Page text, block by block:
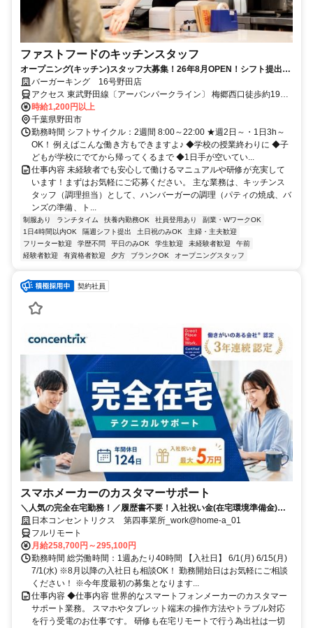
ファストフードのキッチンスタッフ
オープニング(キッチン)スタッフ大募集！26年8月OPEN！シフト提出は
２週間ごと！
バーガーキング 16号野田店
アクセス 東武野田線〔アーバンパークライン〕 梅郷西口徒歩約19
分、東武野田線〔アーバンパークライン〕 野田市徒歩約21分、東武
野田線〔アーバンパークライン〕 愛宕（千葉県）東口徒歩約34分 東
武 アーバンパークライン 梅郷駅 徒歩20分
時給1,200円以上
千葉県野田市
勤務時間 シフトサイクル：2週間 8:00～22:00 ★週2日～・1日3h～
OK！ 例えばこんな働き方もできますよ♪ ◆学校の授業終わりに ◆子
どもが学校にでてから帰ってくるまで ◆1日手が空いてい...
仕事内容 未経験者でも安心して働けるマニュアルや研修が充実して
います！まずはお気軽にご応募ください。 主な業務は、キッチンス
タッフ（調理担当）として、ハンバーガーの調理（パティの焼成、バ
ンズの準備、ト...
制服あり ランチタイム 扶養内勤務OK 社員登用あり
副業・WワークOK
1日4時間以内OK
隔週シフト提出 土日祝のみOK
主婦・主夫歓迎
フリーター歓迎
学歴不問 平日のみOK 学生歓迎 未経験者歓迎
午前
経験者歓迎
有資格者歓迎 夕方 ブランクOK オープニングスタッフ
契約社員
スマホメーカーのカスタマーサポート
＼人気の完全在宅勤務！／履歴書不要！入社祝い金(在宅環境準備金)最
大5万円支給！入社手続きから研修・業務とすべてフルリモートなので
お住まいに関係なく働くことが出来る環境です！
日本コンセントリクス 第四事業所_work@home-a_01
フルリモート
月給258,700円～295,100円
勤務時間 総労働時間：1週あたり40時間 【入社日】 6/1(月) 6/15(月)
7/1(水) ※8月以降の入社日も相談OK！ 勤務開始日はお気軽にご相談
ください！ ※今年度最初の募集となります...
仕事内容 ◆仕事内容 世界的なスマートフォンメーカーのカスタマー
サポート業務。 スマホやタブレット端末の操作方法やトラブル対応
を行う受電のお仕事です。 研修も在宅リモートで行う為出社は一切